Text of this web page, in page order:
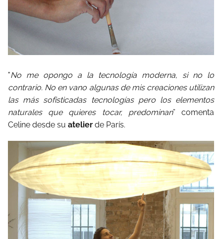
"No me opongo a la tecnología moderna, si no lo
contrario. No en vano algunas de mis creaciones utilizan
las más sofisticadas tecnologías pero los elementos
naturales que quieres tocar, predominan” comenta
Celine desde su atelier de París.